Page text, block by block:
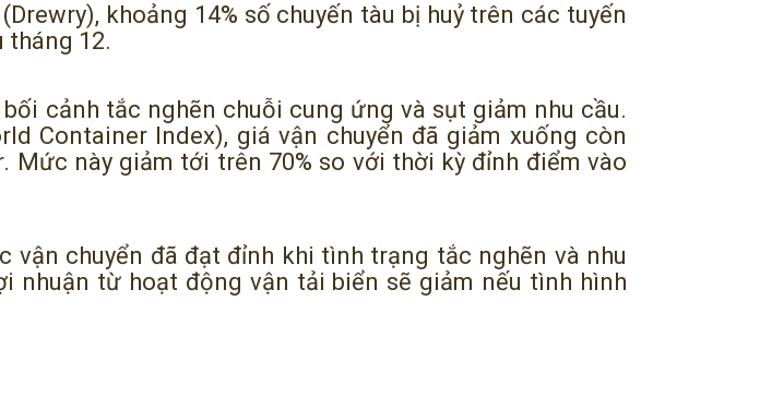
khoảng 14% số chuyến tàu bị huỷ trên các tuyến
tháng 12.
cảnh tắc nghẽn chuỗi cung ứng và sụt giảm nhu cầu.
Container Index), giá vận chuyển đã giảm xuống còn
Mức này giảm tới trên 70% so với thời kỳ đỉnh điểm vào
vận chuyển đã đạt đỉnh khi tình trạng tắc nghẽn và nhu
nhuận từ hoạt động vận tải biển sẽ giảm nếu tình hình